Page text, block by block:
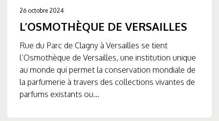
26 octobre 2024
L’OSMOTHÈQUE DE VERSAILLES
Rue du Parc de Clagny à Versailles se tient
l’Osmothèque de Versailles, une institution unique
au monde qui permet la conservation mondiale de
la parfumerie à travers des collections vivantes de
parfums existants ou...